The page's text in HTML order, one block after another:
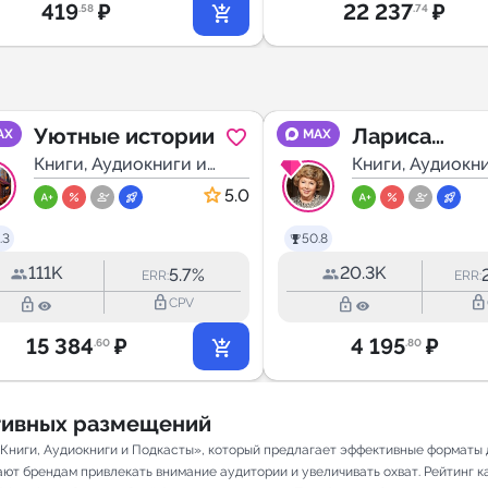
419.58 ₽ 22 237.74 ₽
Уютные истории
Книги, Аудиокниги и
Подкасты
5.0
111K ERR:5.7%
lock_outline lock_outlineCPV
15 384.60 ₽
MAX
50.8
Лариса
Рубальская |
Стихи
Книги,
Подкасты
20.3K ERR:
lock_outline lock_outline
4 195.80 ₽
размещений
Аудиокниги и Подкасты», который предлагает эффективные
брендам привлекать внимание аудитории и увеличивать охват. Рейтинг